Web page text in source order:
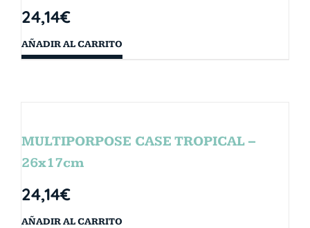
24,14€
AÑADIR AL CARRITO
MULTIPORPOSE CASE TROPICAL –
26x17cm
24,14€
AÑADIR AL CARRITO